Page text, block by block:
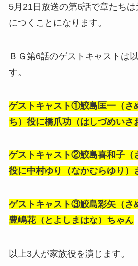
5月21日放送の第6話で章たち
につくことになります。
ＢＧ第6話のゲストキャストは
す。
ゲストキャスト①鮫島匡一（さ
ち）役に橋爪功（はしづめいさ
ゲストキャスト②鮫島喜和子（
役に中村ゆり（なかむらゆり）
ゲストキャスト③鮫島彩矢（さ
豊嶋花（とよしまはな）ちゃん
以上3人が家族役を演じます。